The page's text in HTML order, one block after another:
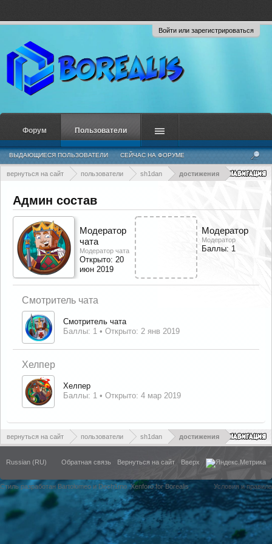
Войти или зарегистрироваться
вернуться на сайт пользователи sh1dan достижения
Админ состав
Модератор
чата
Модератор чата
Открыто: 20
июн 2019
Модератор
Модератор
Баллы: 1
Смотритель чата
Смотритель чата
Баллы: 1
Открыто: 2 янв 2019
Хелпер
Хелпер
Баллы: 1
Открыто: 4 мар 2019
вернуться на сайт пользователи sh1dan достижения
Форум Пользователи
ВЫДАЮЩИЕСЯ ПОЛЬЗОВАТЕЛИ СЕЙЧАС НА ФОРУМЕ
НЕДАВНЯЯ АКТИВНОСТЬ НОВЫЕ СООБЩЕНИЯ ПРОФИЛЯ
Russian (RU) Обратная связь Вернуться на сайт Вверх
Стиль разработан Bartolomeo и Dech1moXenforo for Borealis Условия и правила